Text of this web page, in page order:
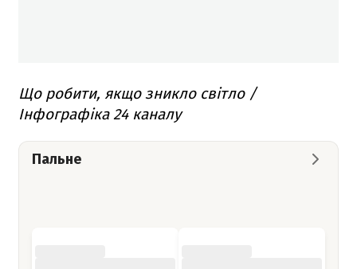
Що робити, якщо зникло світло /
Інфографіка 24 каналу
Пальне